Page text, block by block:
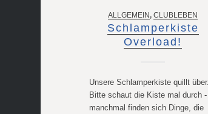
ALLGEMEIN,CLUBLEBEN
Schlamperkiste
Overload!
Unsere Schlamperkiste quillt über.
Bitte schaut die Kiste mal durch -
manchmal finden sich Dinge, die